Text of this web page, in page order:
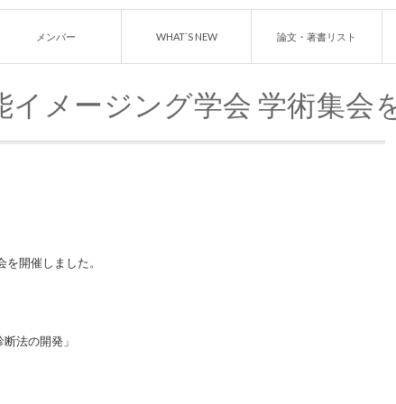
メンバー WHAT`S NEW 論文・著書リスト
メージング学会 学術集会
開催しました。
法の開発」